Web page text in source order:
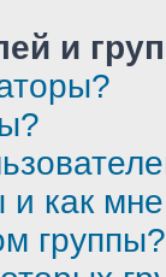
и
и как
группы?